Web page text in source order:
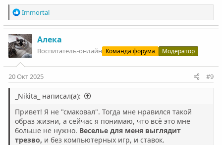
Р
е
а
к
ц
и
и
:
Immortal
Алека
Воспитатель-онлайн Команда форума Модератор
20 Окт 2025 #9
_Nikita_ написал(а):
Привет! Я не "смаковал". Тогда мне нравился такой
образ жизни, а сейчас я понимаю, что всё это мне
больше не нужно. Веселье для меня выглядит
трезво, и без компьютерных игр, и ставок.